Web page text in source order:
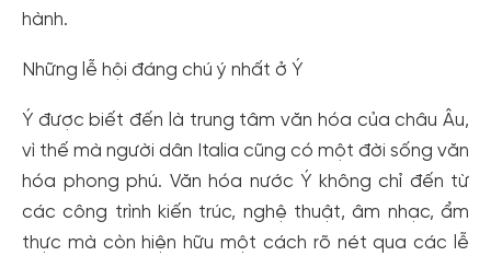
hành.
Những lễ hội đáng chú ý nhất ở Ý
Ý được biết đến là trung tâm văn hóa của châu Âu,
vì thế mà người dân Italia cũng có một đời sống văn
hóa phong phú. Văn hóa nước Ý không chỉ đến từ
các công trình kiến trúc, nghệ thuật, âm nhạc, ẩm
thực mà còn hiện hữu một cách rõ nét qua các lễ